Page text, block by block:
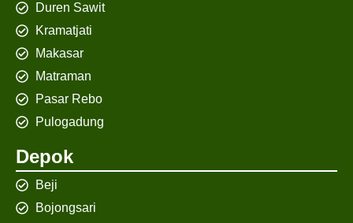
Duren Sawit
Kramatjati
Makasar
Matraman
Pasar Rebo
Pulogadung
Depok
Beji
Bojongsari